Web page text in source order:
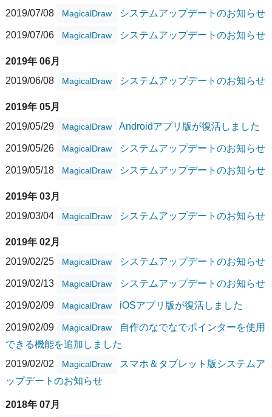
2019/07/08
MagicalDraw システムアップデートのお知らせ
2019/07/06 MagicalDraw システムアップデートのお知らせ
2019年 06月
2019/06/08
MagicalDraw システムアップデートのお知らせ
2019年 05月
2019/05/29
MagicalDraw Androidアプリ版が復活しました
2019/05/26 MagicalDraw システムアップデートのお知らせ
2019/05/18 MagicalDraw システムアップデートのお知らせ
2019年 03月
2019/03/04
MagicalDraw システムアップデートのお知らせ
2019年 02月
2019/02/25
MagicalDraw システムアップデートのお知らせ
2019/02/13 MagicalDraw システムアップデートのお知らせ
2019/02/09 MagicalDraw iOSアプリ版が復活しました
2019/02/09 MagicalDraw
自作のなでなでポインターを使用
できる機能を追加しました
2019/02/02
MagicalDraw
スマホ＆タブレット版システムア
ップデートのお知らせ
2018年 07月